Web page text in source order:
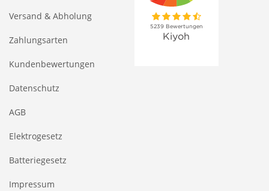
Versand & Abholung
Zahlungsarten
Kundenbewertungen
Datenschutz
AGB
Elektrogesetz
Batteriegesetz
Impressum